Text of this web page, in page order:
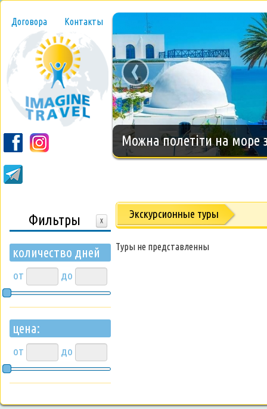
Договора Контакты
Новогодний тур на
‹
Фильтры X
количество дней
от до
цена:
от до
Экскурсионные туры
Туры не представленны